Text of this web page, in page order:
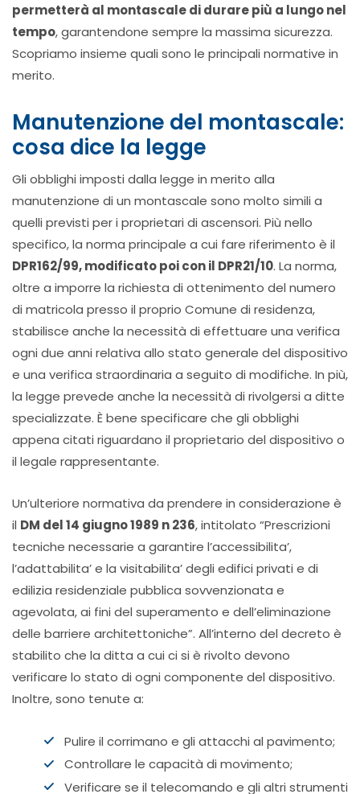
permetterà al montascale di durare più a lungo nel
tempo, garantendone sempre la massima sicurezza.
Scopriamo insieme quali sono le principali normative in
merito.
Manutenzione del montascale:
cosa dice la legge
Gli obblighi imposti dalla legge in merito alla
manutenzione di un montascale sono molto simili a
quelli previsti per i proprietari di ascensori. Più nello
specifico, la norma principale a cui fare riferimento è il
DPR162/99, modificato poi con il DPR21/10. La norma,
oltre a imporre la richiesta di ottenimento del numero
di matricola presso il proprio Comune di residenza,
stabilisce anche la necessità di effettuare una verifica
ogni due anni relativa allo stato generale del dispositivo
e una verifica straordinaria a seguito di modifiche. In più,
la legge prevede anche la necessità di rivolgersi a ditte
specializzate. È bene specificare che gli obblighi
appena citati riguardano il proprietario del dispositivo o
il legale rappresentante.
Un’ulteriore normativa da prendere in considerazione è
il DM del 14 giugno 1989 n 236, intitolato “Prescrizioni
tecniche necessarie a garantire l’accessibilita’,
l’adattabilita’ e la visitabilita’ degli edifici privati e di
edilizia residenziale pubblica sovvenzionata e
agevolata, ai fini del superamento e dell’eliminazione
delle barriere architettoniche”. All’interno del decreto è
stabilito che la ditta a cui ci si è rivolto devono
verificare lo stato di ogni componente del dispositivo.
Inoltre, sono tenute a:
Pulire il corrimano e gli attacchi al pavimento;
Controllare le capacità di movimento;
Verificare se il telecomando e gli altri strumenti